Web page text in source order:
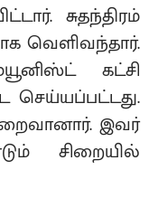
சுதந்திரம்
வெளிவந்தார்.
கட்சி
இவர்
சிறையில்